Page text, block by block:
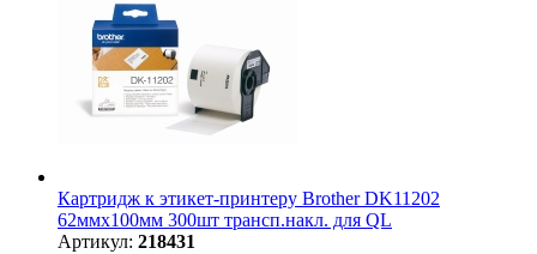
Картридж к этикет-принтеру Brother DK11202
62ммх100мм 300шт трансп.накл. для QL
Артикул: 218431